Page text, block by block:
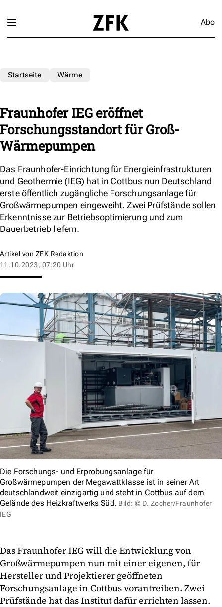
Abo
Startseite Wärme
Fraunhofer IEG eröffnet
Forschungsstandort für Groß-
Wärmepumpen
Das Fraunhofer-Einrichtung für Energieinfrastrukturen
und Geothermie (IEG) hat in Cottbus nun Deutschland
erste öffentlich zugängliche Forschungsanlage für
Großwärmepumpen eingeweiht. Zwei Prüfstände sollen
Erkenntnisse zur Betriebsoptimierung und zum
Dauerbetrieb liefern.
Artikel von ZFK Redaktion
11.10.2023, 07:20 Uhr
Die Forschungs- und Erprobungsanlage für
Großwärmepumpen der Megawattklasse ist in seiner Art
deutschlandweit einzigartig und steht in Cottbus auf dem
Gelände des Heizkraftwerks Süd. Bild: © D. Zocher/Fraunhofer
IEG
Das Fraunhofer IEG will die Entwicklung von
Großwärmepumpen nun mit einer eigenen, für
Hersteller und Projektierer geöffneten
Forschungsanlage in Cottbus vorantreiben. Zwei
Prüfstände hat das Institut dafür errichten lassen.